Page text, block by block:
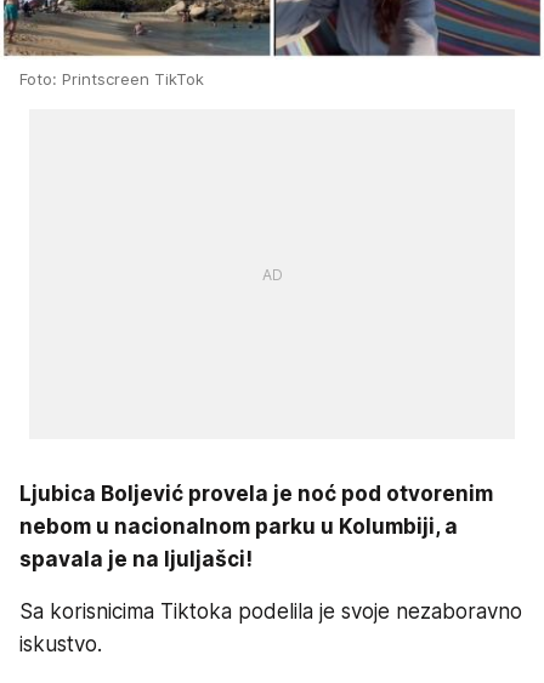
Foto: Printscreen TikTok
Ljubica Boljević provela je noć pod otvorenim
nebom u nacionalnom parku u Kolumbiji, a
spavala je na ljuljašci!
Sa korisnicima Tiktoka podelila je svoje nezaboravno
iskustvo.